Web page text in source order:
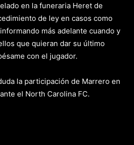
en la funeraria Heret de
de ley en casos como
más adelante cuando y
que quieran dar su último
con el jugador.
la participación de Marrero en
el North Carolina FC.